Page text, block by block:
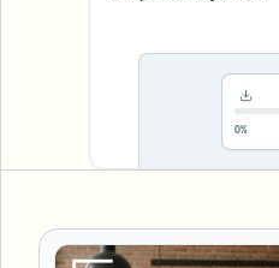
78%